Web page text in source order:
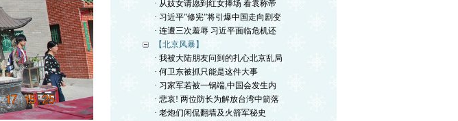
· 从妓女请愿到红女捧场 看袁称帝
· 习近平”修宪”将引爆中国走向剧变
· 连遭三次羞辱 习近平面临危机还
【北京风暴】
· 我被大陆朋友问到的扎心北京乱局
· 何卫东被抓只能是这件大事
· 习家军若被一锅端,中国会发生内
· 悲哀! 两位防长为解放台湾中箭落
· 老炮们闲侃翻墙及火箭军秘史